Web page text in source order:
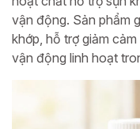
vận động. Sản phẩm
khớp, hỗ trợ giảm
vận động linh hoạt